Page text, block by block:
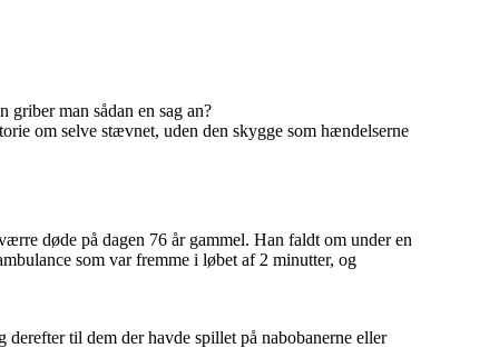
man sådan en sag an?
om selve stævnet, uden den skygge som hændelserne
døde på dagen 76 år gammel. Han faldt om under en
som var fremme i løbet af 2 minutter, og
til dem der havde spillet på nabobanerne eller